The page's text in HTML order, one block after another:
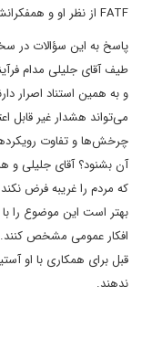
FATF از نظر او و همفکرانش یک خطر تمام‌عیار است؟
پاسخ به این سؤالات در
طیف آقای جلیلی مدام
و به همین استناد اصرار
می‌تواند هشدار غیر قابل
آن بشنود؟ آقای جلیلی و
که مردم را غریبه فرض
بهتر است این موضوع را
قبل برای همکاری با او
ندهند.